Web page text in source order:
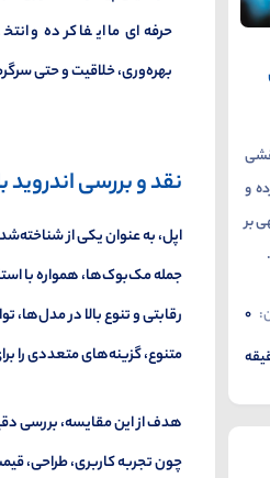
و
بر
0
حرفه‌ای ما ایفا کرده و
بهره‌وری، خلاقیت و حتی
نقد و بررسی
اپل، به عنوان یکی از
جمله مک‌بوک‌ها، همواره با
رقابتی و تنوع بالا در
متنوع، گزینه‌های متعددی را
هدف از این مقایسه، بررسی
چون تجربه کاربری، طراحی،